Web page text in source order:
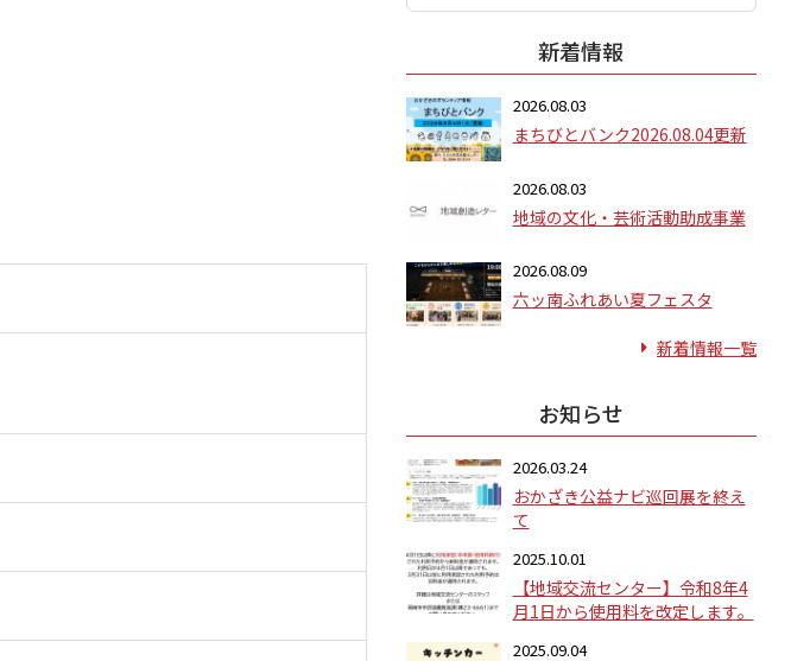
新着情報
2026.08.03
まちびとバンク2026.08.04更新
2026.08.03
地域の文化・芸術活動助成事業
2026.08.09
六ッ南ふれあい夏フェスタ
新着情報一覧
お知らせ
2026.03.24
おかざき公益ナビ巡回展を終え
て
2025.10.01
【地域交流センター】令和8年4
月1日から使用料を改定します。
2025.09.04